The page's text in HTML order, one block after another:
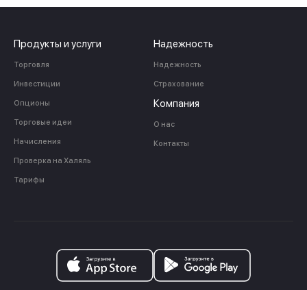
Продукты и услуги
Торговля
Инвестиции
Опционы
Торговые идеи
Начисления
Проверка на Халяль
Тарифы
Надежность
Надежность
Страхование
Компания
О нас
Контакты